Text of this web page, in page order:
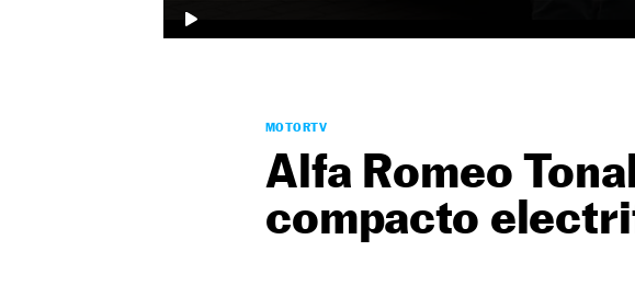
MOTORTV
Alfa Romeo
compacto